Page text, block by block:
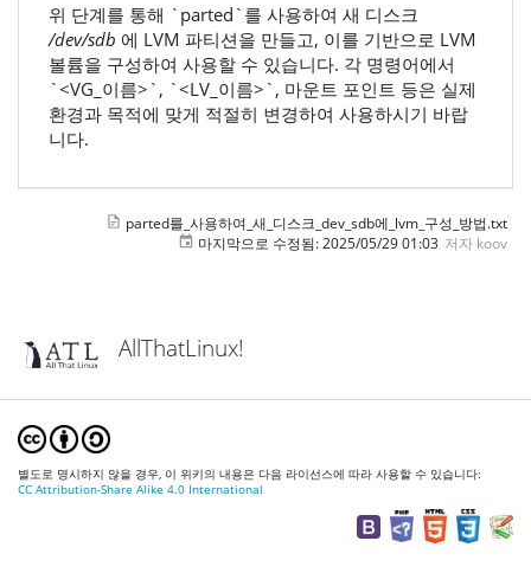
위 단계를 통해 `parted`를 사용하여 새 디스크
/dev/sdb 에 LVM 파티션을 만들고, 이를 기반으로 LVM
볼륨을 구성하여 사용할 수 있습니다. 각 명령어에서
`<VG_이름>`, `<LV_이름>`, 마운트 포인트 등은 실제
환경과 목적에 맞게 적절히 변경하여 사용하시기 바랍
니다.
parted를_사용하여_새_디스크_dev_sdb에_lvm_구성_방법.txt
마지막으로 수정됨:2025/05/29 01:03 저자 koov
AllThatLinux!
별도로 명시하지 않을 경우, 이 위키의 내용은 다음 라이선스에 따라 사용할 수 있습니다:
CC Attribution-Share Alike 4.0 International